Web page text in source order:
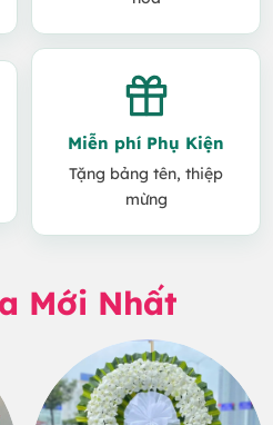
Miễn phí Phụ Kiện
Tặng bảng tên, thiệp
mừng
Mới Nhất